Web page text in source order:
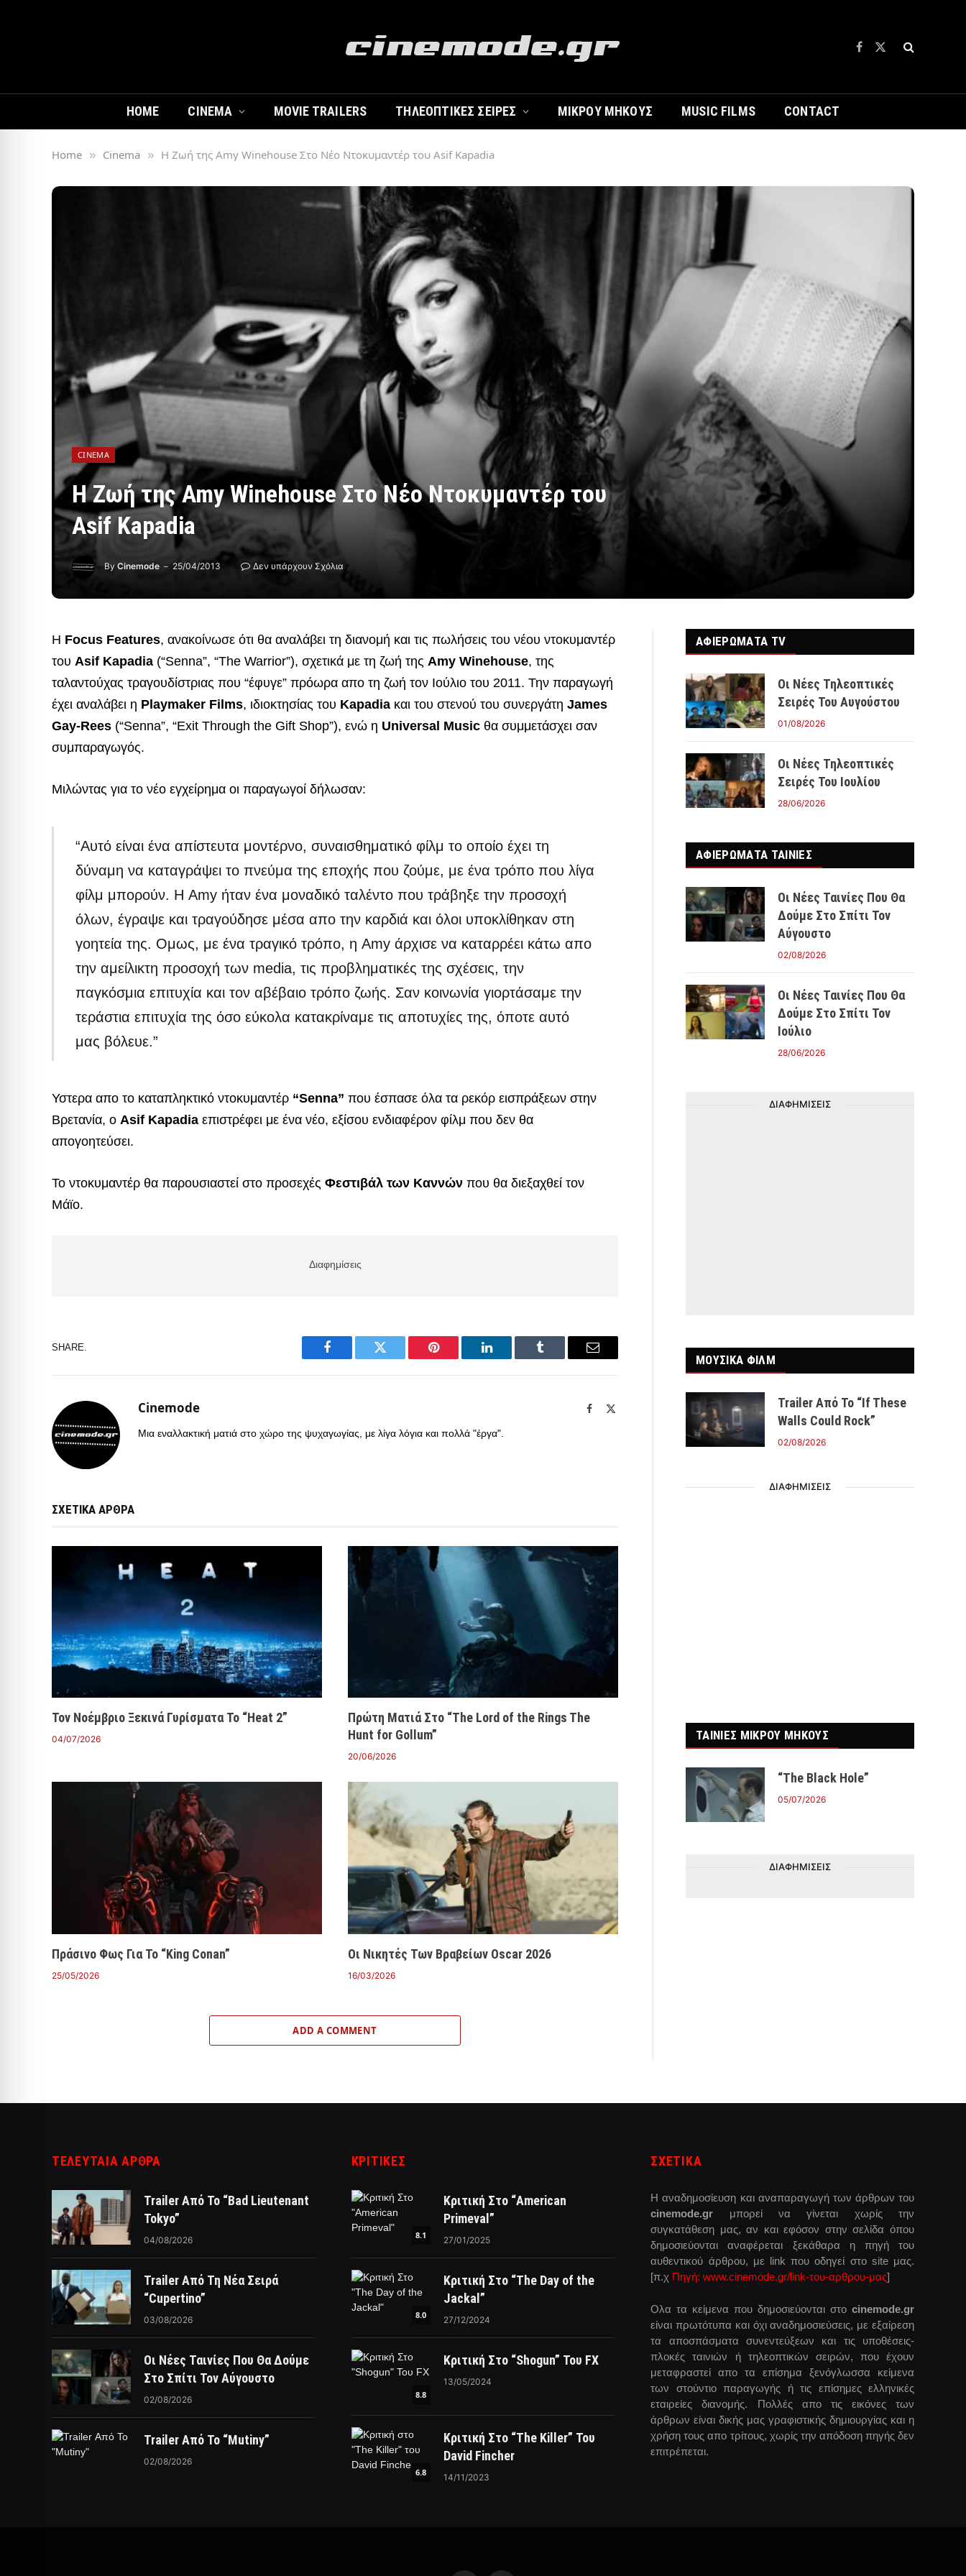
Facebook
X
HOME CINEMA MOVIE TRAILERS ΤΗΛΕΟΠΤΙΚΈΣ ΣΕΙΡΈΣ ΜΙΚΡΟΎ ΜΉΚΟΥΣ MUSIC FILMS CONTACT
Home » Cinema » Η Ζωή της Amy Winehouse Στο Νέο Ντοκυμαντέρ του Asif Kapadia
CINEMA
Η Ζωή της Amy Winehouse Στο Νέο Ντοκυμαντέρ του
Asif Kapadia
By Cinemode 25/04/2013 Δεν υπάρχουν Σχόλια
Η Focus Features, ανακοίνωσε ότι θα αναλάβει τη διανομή και τις πωλήσεις του νέου ντοκυμαντέρ
του Asif Kapadia (“Senna”, “The Warrior”), σχετικά με τη ζωή της Amy Winehouse, της
ταλαντούχας τραγουδίστριας που “έφυγε” πρόωρα απο τη ζωή τον Ιούλιο του 2011. Την παραγωγή
έχει αναλάβει η Playmaker Films, ιδιοκτησίας του Kapadia και του στενού του συνεργάτη James
Gay-Rees (“Senna”, “Exit Through the Gift Shop”), ενώ η Universal Music θα συμμετάσχει σαν
συμπαραγωγός.
Μιλώντας για το νέο εγχείρημα οι παραγωγοί δήλωσαν:
“Αυτό είναι ένα απίστευτα μοντέρνο, συναισθηματικό φίλμ το οποίο έχει τη
δύναμη να καταγράψει το πνεύμα της εποχής που ζούμε, με ένα τρόπο που λίγα
φίλμ μπορούν. Η Amy ήταν ένα μοναδικό ταλέντο που τράβηξε την προσοχή
όλων, έγραψε και τραγούδησε μέσα απο την καρδιά και όλοι υποκλίθηκαν στη
γοητεία της. Ομως, με ένα τραγικό τρόπο, η Amy άρχισε να καταρρέει κάτω απο
την αμείλικτη προσοχή των media, τις προβληματικές της σχέσεις, την
παγκόσμια επιτυχία και τον αβέβαιο τρόπο ζωής. Σαν κοινωνία γιορτάσαμε την
τεράστια επιτυχία της όσο εύκολα κατακρίναμε τις αποτυχίες της, όποτε αυτό
μας βόλευε.”
Υστερα απο το καταπληκτικό ντοκυμαντέρ “Senna” που έσπασε όλα τα ρεκόρ εισπράξεων στην
Βρετανία, o Asif Kapadia επιστρέφει με ένα νέο, εξίσου ενδιαφέρον φίλμ που δεν θα
απογοητεύσει.
Το ντοκυμαντέρ θα παρουσιαστεί στο προσεχές Φεστιβάλ των Καννών που θα διεξαχθεί τον
Μάϊο.
Διαφημίσεις
SHARE.
Facebook Twitter Pinterest LinkedIn Tumblr Email
Cinemode Facebook
Μια εναλλακτική ματιά στο χώρο της ψυχαγωγίας, με λίγα λόγια και πολλά "έργα".
ΣΧΕΤΙΚΑ ΑΡΘΡΑ
Τον Νοέμβριο Ξεκινά Γυρίσματα Το “Heat 2”
04/07/2026
Πρώτη Ματιά Στο “The Lord of the Rings The
Hunt for Gollum”
20/06/2026
Πράσινο Φως Για Το “King Conan”
25/05/2026
Οι Νικητές Των Βραβείων Oscar 2026
16/03/2026
ADD A COMMENT
ΑΦΙΕΡΩΜΑΤΑ TV
Οι Νέες Τηλεοπτικές
Σειρές Του Αυγούστου
01/08/2026
Οι Νέες Τηλεοπτικές
Σειρές Του Ιουλίου
28/06/2026
ΑΦΙΕΡΩΜΑΤΑ ΤΑΙΝΊΕΣ
Οι Νέες Ταινίες Που Θα
Δούμε Στο Σπίτι Τον
Αύγουστο
02/08/2026
Οι Νέες Ταινίες Που Θα
Δούμε Στο Σπίτι Τον
Ιούλιο
28/06/2026
ΔΙΑΦΗΜΙΣΕΙΣ
ΜΟΥΣΙΚΑ ΦΙΛΜ
Trailer Από Το “If These
Walls Could Rock”
02/08/2026
ΔΙΑΦΗΜΙΣΕΙΣ
ΤΑΙΝΙΕΣ ΜΙΚΡΟΥ ΜΗΚΟΥΣ
“The Black Hole”
05/07/2026
ΔΙΑΦΗΜΙΣΕΙΣ
ΤΕΛΕΥΤΑΙΑ ΑΡΘΡΑ
Trailer Από Το “Bad Lieutenant
Tokyo”
04/08/2026
Trailer Από Τη Νέα Σειρά
“Cupertino”
03/08/2026
Οι Νέες Ταινίες Που Θα Δούμε
Στο Σπίτι Τον Αύγουστο
02/08/2026
Trailer Από Το “Mutiny”
02/08/2026
ΚΡΙΤΙΚΈΣ
8.1
Κριτική Στο “American
Primeval”
27/01/2025
8.0
Κριτική Στο “The Day of the
Jackal”
27/12/2024
8.8
Κριτική Στο “Shogun” Του FX
13/05/2024
6.8
Κριτική Στο “The Killer” Του
David Fincher
14/11/2023
ΣΧΕΤΙΚΑ
Η αναδημοσίευση και αναπαραγωγή των άρθρων του
cinemode.gr μπορεί να γίνεται χωρίς την
συγκατάθεση μας, αν και εφόσον στην σελίδα όπου
δημοσιεύονται αναφέρεται ξεκάθαρα η πηγή του
αυθεντικού άρθρου, με link που οδηγεί στο site μας.
[π.χ Πηγή: www.cinemode.gr/link-του-αρθρου-μας]
Ολα τα κείμενα που δημοσιεύονται στο cinemode.gr
είναι πρωτότυπα και όχι αναδημοσιεύσεις, με εξαίρεση
τα αποσπάσματα συνεντεύξεων και τις υποθέσεις-
πλοκές ταινιών ή τηλεοπτικών σειρών, που έχουν
μεταφραστεί απο τα επίσημα ξενόγλωσσα κείμενα
των στούντιο παραγωγής ή τις επίσημες ελληνικές
εταιρείες διανομής. Πολλές απο τις εικόνες των
άρθρων είναι δικής μας γραφιστικής δημιουργίας και η
χρήση τους απο τρίτους, χωρίς την απόδοση πηγής δεν
επιτρέπεται.